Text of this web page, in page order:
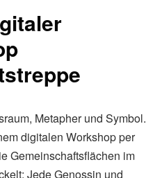
Metapher und Symbol.
digitalen Workshop per
Gemeinschaftsflächen im
Jede Genossin und